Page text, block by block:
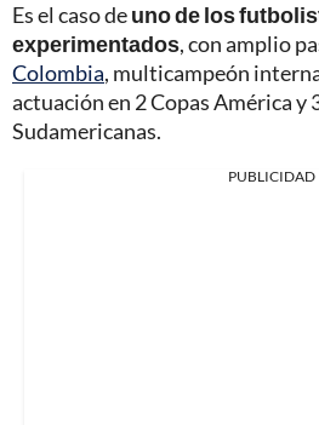
Es el caso deuno de los
experimentados, con amplio
Colombia, multicampeón
actuación en 2 Copas América y
Sudamericanas.
PUBLICIDAD